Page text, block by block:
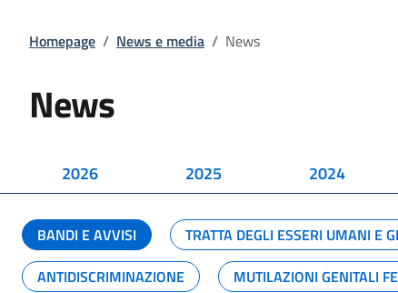
Homepage / News e media / News
News
2026 2025 2024
BANDI E AVVISI TRATTA DEGLI ESSERI UMANI E
ANTIDISCRIMINAZIONE
MUTILAZIONI GENITALI